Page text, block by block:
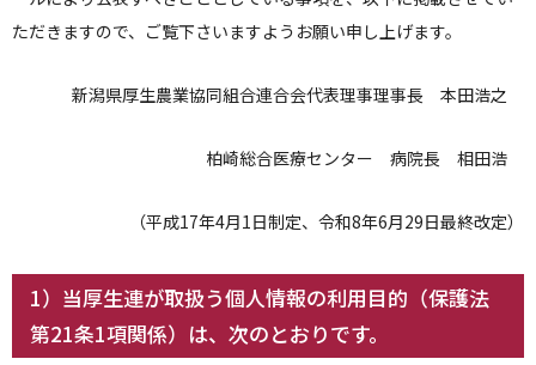
ただきますので、ご覧下さいますようお願い申し上げます。
新潟県厚生農業協同組合連合会代表理事理事長 本田浩之
柏崎総合医療センター 病院長 相田浩
（平成17年4月1日制定、令和8年6月29日最終改定）
1）当厚生連が取扱う個人情報の利用目的（保護法
第21条1項関係）は、次のとおりです。